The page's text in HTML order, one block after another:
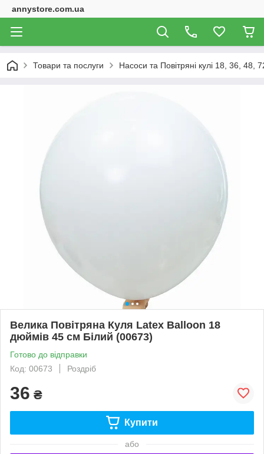
annystore.com.ua
Товари та послуги Насоси та Повітряні кулі 18, 36, 48,
Велика Повітряна Куля Latex Balloon 18
дюймів 45 см Білий (00673)
Готово до відправки
Код: 00673
Роздріб
36 ₴
Купити
або